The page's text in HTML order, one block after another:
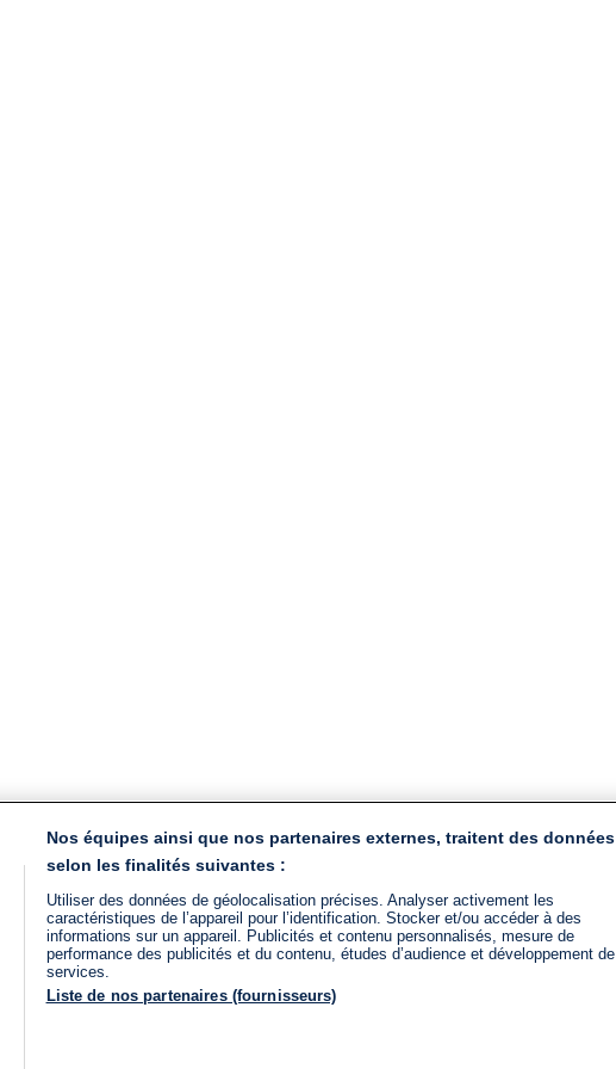
Nos équipes ainsi que nos partenaires externes, traitent des données
selon les finalités suivantes :
Utiliser des données de géolocalisation précises. Analyser activement les
caractéristiques de l’appareil pour l’identification. Stocker et/ou accéder à des
informations sur un appareil. Publicités et contenu personnalisés, mesure de
performance des publicités et du contenu, études d’audience et développement de
services.
Liste de nos partenaires (fournisseurs)